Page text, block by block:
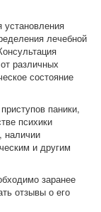
установления
лечебной
различных
состояние
паники,
психики
наличии
и другим
заранее
отзывы о его